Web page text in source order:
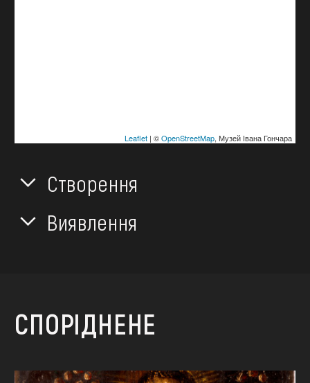
Leaflet| ©OpenStreetMap, Музей Івана Гончара
Створення
Виявлення
СПОРІДНЕНЕ